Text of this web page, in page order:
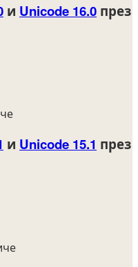
и Unicode 16.0 през
и Unicode 15.1 през